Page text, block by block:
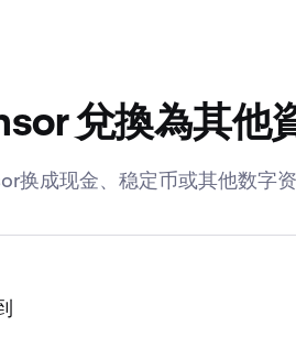
兌換為其他
换成现金、稳定币或其他数字